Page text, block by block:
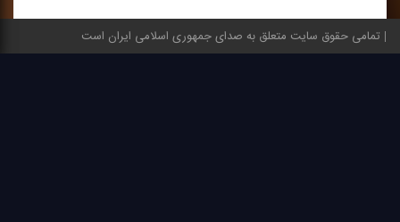
تمامی حقوق سایت متعلق به صدای جمهوری اسلامی ایران است